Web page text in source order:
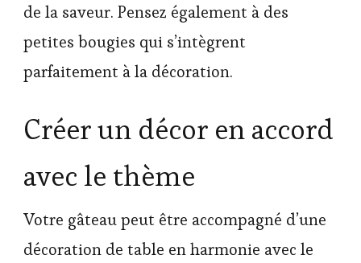
de la saveur. Pensez également à des
petites bougies qui s’intègrent
parfaitement à la décoration.
Créer un décor en accord
avec le thème
Votre gâteau peut être accompagné d’une
décoration de table en harmonie avec le